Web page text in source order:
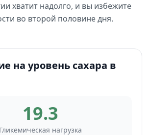
хватит надолго, и вы избежите
во второй половине дня.
на уровень сахара в
19.3
Гликемическая нагрузка